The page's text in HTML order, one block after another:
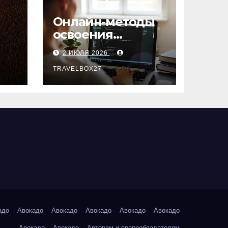
Онлайн-методы
освоения
актуальных
профессий
2 ИЮЛЯ 2026
TRAVELBOX27_
Авокадо Авокадо Авокадо Авокадо Авокадо